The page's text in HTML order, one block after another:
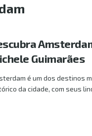
Guimarães
é um dos destinos
da cidade, com seus